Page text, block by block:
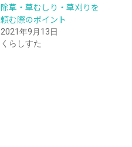
除草・草むしり・草刈りを
頼む際のポイント
2021年9月13日
くらしすた